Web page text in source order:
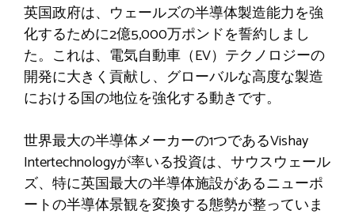
英国政府は、ウェールズの半導体製造能力を強
化するために2億5,000万ポンドを誓約しまし
た。これは、電気自動車（EV）テクノロジーの
開発に大きく貢献し、グローバルな高度な製造
における国の地位を強化する動きです。
世界最大の半導体メーカーの1つであるVishay
Intertechnologyが率いる投資は、サウスウェール
ズ、特に英国最大の半導体施設があるニューポ
ートの半導体景観を変換する態勢が整っていま